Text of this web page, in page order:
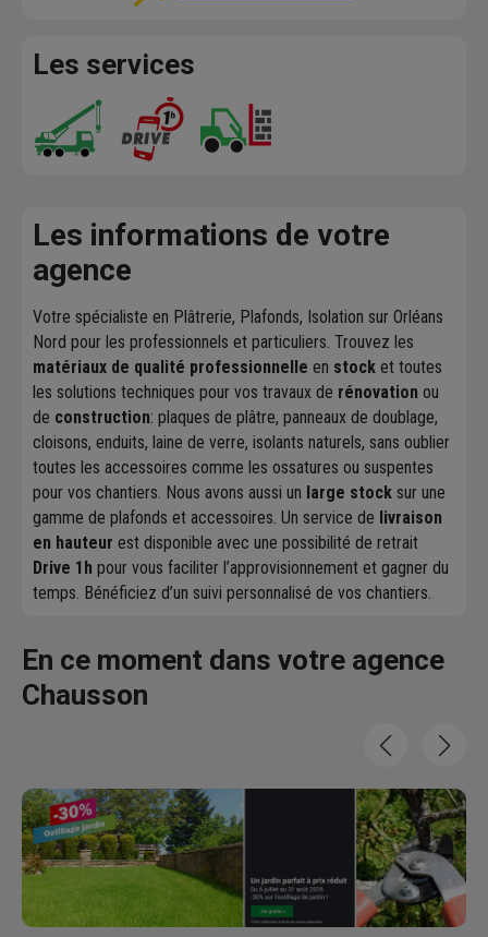
Les services
Les informations de votre
agence
Votre spécialiste en Plâtrerie, Plafonds, Isolation sur Orléans
Nord pour les professionnels et particuliers. Trouvez les
matériaux de qualité professionnelle en stock et toutes
les solutions techniques pour vos travaux de rénovation ou
de construction: plaques de plâtre, panneaux de doublage,
cloisons, enduits, laine de verre, isolants naturels, sans oublier
toutes les accessoires comme les ossatures ou suspentes
pour vos chantiers. Nous avons aussi un large stock sur une
gamme de plafonds et accessoires. Un service de livraison
en hauteur est disponible avec une possibilité de retrait
Drive 1h pour vous faciliter l’approvisionnement et gagner du
temps. Bénéficiez d’un suivi personnalisé de vos chantiers.
En ce moment dans votre agence
Chausson